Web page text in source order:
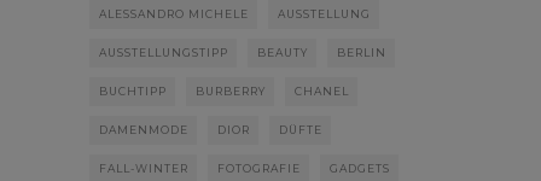
ALESSANDRO MICHELE AUSSTELLUNG
AUSSTELLUNGSTIPP BEAUTY BERLIN
BUCHTIPP BURBERRY CHANEL
DAMENMODE DIOR DÜFTE
FALL-WINTER FOTOGRAFIE GADGETS